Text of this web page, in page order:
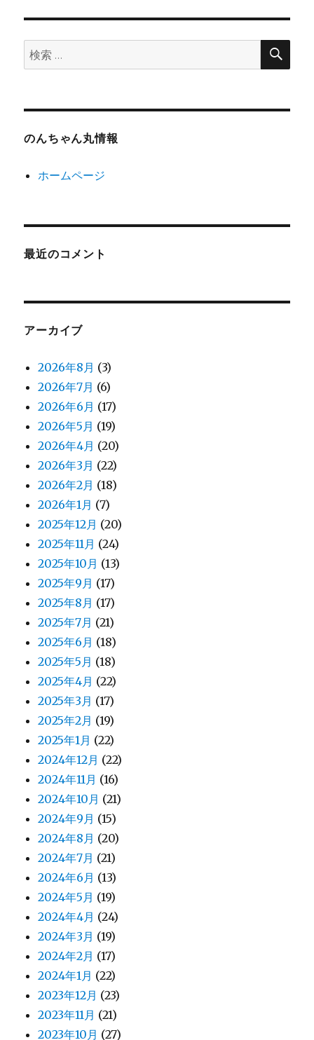
検
索:
検
のんちゃん丸情報
ホームページ
最近のコメント
アーカイブ
2026年8月 (3)
2026年7月 (6)
2026年6月 (17)
2026年5月 (19)
2026年4月 (20)
2026年3月 (22)
2026年2月 (18)
2026年1月 (7)
2025年12月 (20)
2025年11月 (24)
2025年10月 (13)
2025年9月 (17)
2025年8月 (17)
2025年7月 (21)
2025年6月 (18)
2025年5月 (18)
2025年4月 (22)
2025年3月 (17)
2025年2月 (19)
2025年1月 (22)
2024年12月 (22)
2024年11月 (16)
2024年10月 (21)
2024年9月 (15)
2024年8月 (20)
2024年7月 (21)
2024年6月 (13)
2024年5月 (19)
2024年4月 (24)
2024年3月 (19)
2024年2月 (17)
2024年1月 (22)
2023年12月 (23)
2023年11月 (21)
2023年10月 (27)